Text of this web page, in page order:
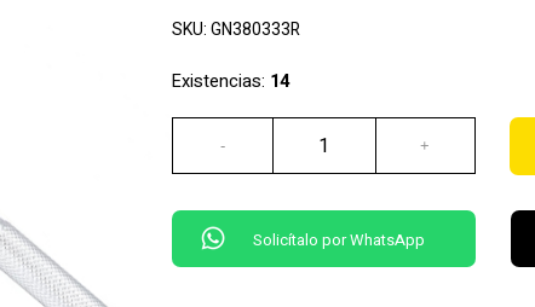
SKU:GN380333R
Existencias: 14
Solicítalo por WhatsApp